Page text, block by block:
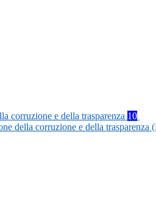
corruzione e della trasparenza 10
della corruzione e della trasparenza